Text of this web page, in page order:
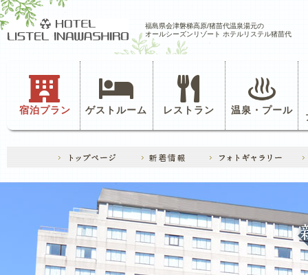
福島県会津磐梯高原/猪苗代温泉湯元の
オールシーズンリゾート ホテルリステル猪苗代
宿泊プラン ゲストルーム レストラン 温泉・プール